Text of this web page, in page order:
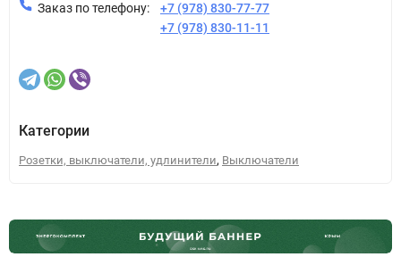
Заказ по телефону:
+7 (978) 830-77-77
+7 (978) 830-11-11
Категории
Розетки, выключатели, удлинители, Выключатели